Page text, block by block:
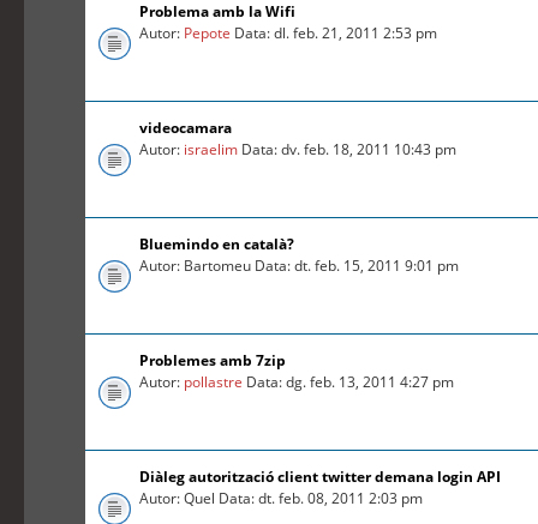
Problema amb la Wifi
Autor: Pepote Data: dl. feb. 21, 2011 2:53 pm
videocamara
Autor: israelim Data: dv. feb. 18, 2011 10:43 pm
Bluemindo en català?
Autor: Bartomeu Data: dt. feb. 15, 2011 9:01 pm
Problemes amb 7zip
Autor: pollastre Data: dg. feb. 13, 2011 4:27 pm
Diàleg autorització client twitter demana login API
Autor: Quel Data: dt. feb. 08, 2011 2:03 pm